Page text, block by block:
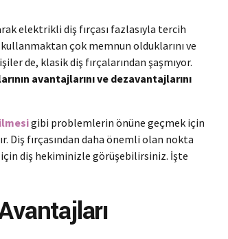
elektrikli diş fırçası fazlasıyla tercih
çok memnun olduklarını ve
de, klasik diş fırçalarından şaşmıyor.
avantajlarını ve dezavantajlarını
gibi problemlerin önüne geçmek için
Diş fırçasından daha önemli olan nokta
diş hekiminizle görüşebilirsiniz. İşte